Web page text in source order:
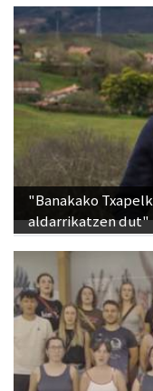
"Banakako
aldarrikatzen dut"